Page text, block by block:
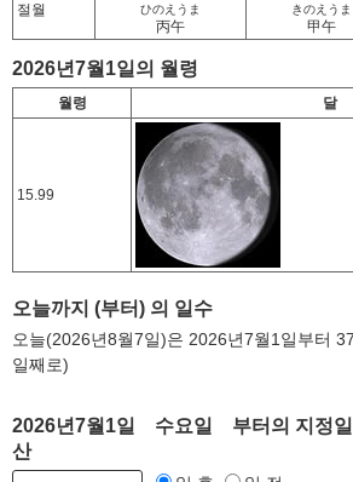
절월
ひのえうま
丙午
きのえうま
甲午
2026년7월1일의 월령
월령 달
15.99
오늘까지 (부터) 의 일수
오늘(2026년8월7일)은 2026년7월1일부터
일째로)
2026년7월1일 수요일 부터의 지정일
산